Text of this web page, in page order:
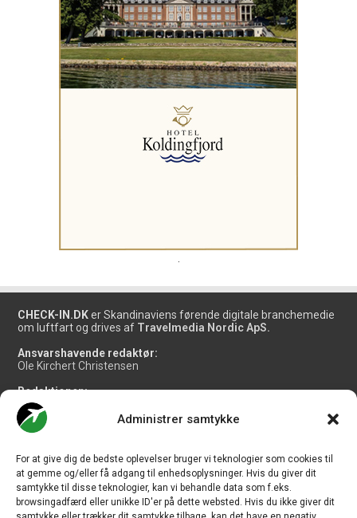
Administrer samtykke
For at give dig de bedste oplevelser bruger vi teknologier som cookies til
at gemme og/eller få adgang til enhedsoplysninger. Hvis du giver dit
samtykke til disse teknologier, kan vi behandle data som f.eks.
browsingadfærd eller unikke ID'er på dette websted. Hvis du ikke giver dit
CHECK-IN.DK er Skandinaviens førende digitale branchemedie
om luftfart og drives af Travelmedia Nordic ApS.
Ansvarshavende redaktør:
Ole Kirchert Christensen
Redaktionen:
Christian Granhøj Skouboe
Henrik Baumgarten
Danny Longhi Andreasen
Salg og jobannoncer:
salg@travelmedianordic.com